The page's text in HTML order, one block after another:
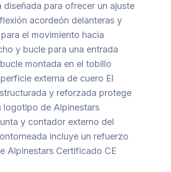
para ofrecer un ajuste
acordeón delanteras y
el movimiento hacia
y bucle para una entrada
montada en el tobillo
externa de cuero El
y reforzada protege
logotipo de Alpinestars
y contador externo del
incluye un refuerzo
Alpinestars Certificado CE